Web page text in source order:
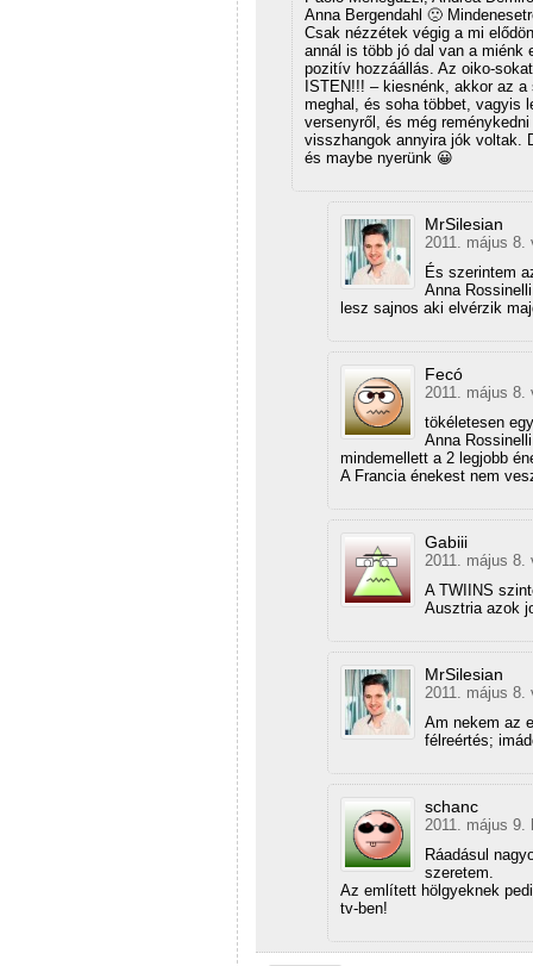
Anna Bergendahl 🙁
Csak nézzétek végig a mi
annál is több jó dal van a miénk
pozitív hozzáállás. Az oiko-
ISTEN!!! – kiesnénk, akkor az
meghal, és soha többet, vagyis
versenyről, és még
visszhangok annyira jók voltak.
és maybe nyerünk 😀
MrSilesian
2011. május 8.
És szerintem
Anna
lesz sajnos aki elvérzik
Fecó
2011. május 8.
tökéletesen
Anna
mindemellett a 2 legjobb
A Francia énekest nem
Gabiii
2011. május 8.
A TWIINS
Ausztria azok
MrSilesian
2011. május 8.
Am nekem az
félreértés;
schanc
2011. május 9.
Ráadásul
szeretem.
Az említett hölgyeknek
tv-ben!